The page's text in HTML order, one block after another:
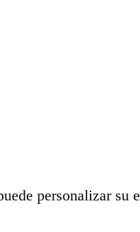
personalizar su